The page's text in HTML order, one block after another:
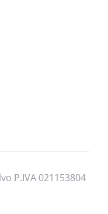
P.IVA 021​153​804​